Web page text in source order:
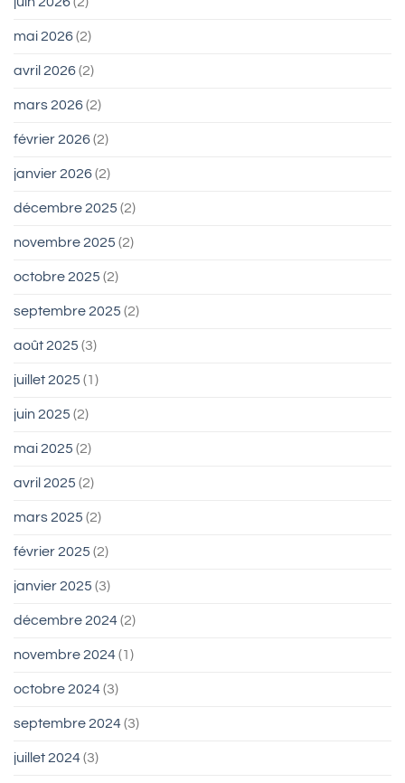
mai 2026(2)
avril 2026(2)
mars 2026(2)
février 2026(2)
janvier 2026(2)
décembre 2025 (2)
novembre 2025 (2)
octobre 2025 (2)
septembre 2025 (2)
août 2025 (3)
juillet 2025 (1)
juin 2025 (2)
mai 2025 (2)
avril 2025 (2)
mars 2025 (2)
février 2025 (2)
janvier 2025 (3)
décembre 2024(2)
novembre 2024(1)
octobre 2024(3)
septembre 2024(3)
juillet 2024(3)